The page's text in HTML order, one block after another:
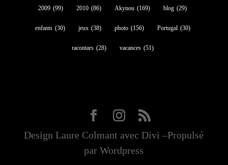
2009 (99) 2010 (86) Akynou (169) blog (29)
enfants (30) jeux (38) photo (156) Portugal (30)
racontars (28) vacances (51)
Design Laure Colmant avec Divi –Propulsé
par Wordpress